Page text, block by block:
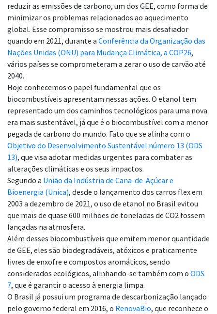
reduzir as emissões de carbono, um dos GEE, como forma de
minimizar os problemas relacionados ao aquecimento
global. Esse compromisso se mostrou mais desafiador
quando em 2021, durante a Conferência da Organização das
Nações Unidas (ONU) para Mudança Climática, a COP26,
vários países se comprometeram a zerar o uso de carvão até
2040.
Hoje conhecemos o papel fundamental que os
biocombustíveis apresentam nessas ações. O etanol tem
representado um dos caminhos tecnológicos para uma nova
era mais sustentável, já que é o biocombustível com a menor
pegada de carbono do mundo. Fato que se alinha com o
Objetivo do Desenvolvimento Sustentável número 13 (ODS
13), que visa adotar medidas urgentes para combater as
alterações climáticas e os seus impactos.
Segundo a União da Indústria de Cana-de-Açúcar e
Bioenergia (Unica), desde o lançamento dos carros flex em
2003 a dezembro de 2021, o uso de etanol no Brasil evitou
que mais de quase 600 milhões de toneladas de CO2 fossem
lançadas na atmosfera.
Além desses biocombustíveis que emitem menor quantidade
de GEE, eles são biodegradáveis, atóxicos e praticamente
livres de enxofre e compostos aromáticos, sendo
considerados ecológicos, alinhando-se também com o ODS
7, que é garantir o acesso à energia limpa.
O Brasil já possui um programa de descarbonização lançado
pelo governo federal em 2016, o RenovaBio, que reconhece o